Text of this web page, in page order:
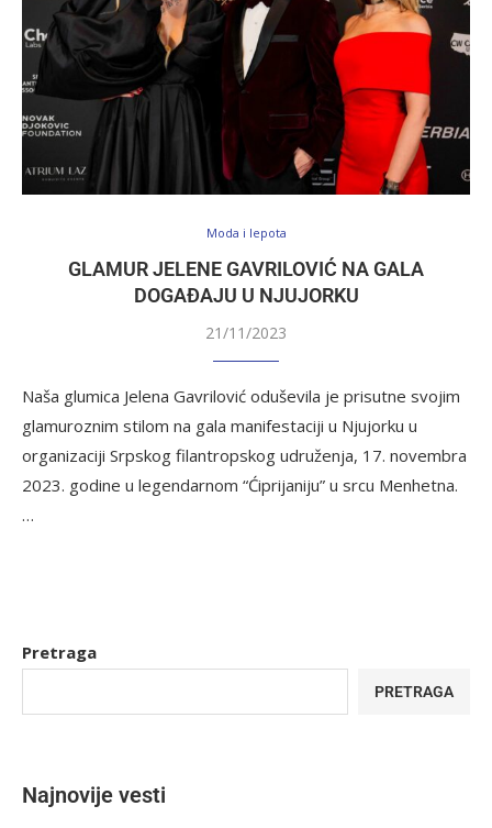
Moda i lepota
GLAMUR JELENE GAVRILOVIĆ NA GALA
DOGAĐAJU U NJUJORKU
21/11/2023
Naša glumica Jelena Gavrilović oduševila je prisutne svojim
glamuroznim stilom na gala manifestaciji u Njujorku u
organizaciji Srpskog filantropskog udruženja, 17. novembra
2023. godine u legendarnom “Ćiprijaniju” u srcu Menhetna.
…
Pretraga
PRETRAGA
Najnovije vesti